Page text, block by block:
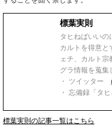
標葉実則
タヒねばいい
カルトを得意と
ェチ、カルト
グラ情報を蒐集
・ ツイッター
・ 忘備録「タ
標葉実則の記事一覧はこちら